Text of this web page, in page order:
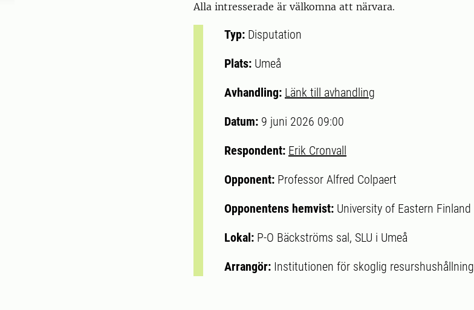
Alla intresserade är välkomna att närvara.
Typ: Disputation
Plats: Umeå
Avhandling: Länk till avhandling
Datum: 9 juni 2026 09:00
Respondent: Erik Cronvall
Opponent: Professor Alfred Colpaert
Opponentens hemvist: University of Eastern Finland
Lokal: P-O Bäckströms sal, SLU i Umeå
Arrangör: Institutionen för skoglig resurshushållning